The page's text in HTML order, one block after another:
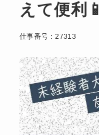
えて便利📱
仕事番号： 27313